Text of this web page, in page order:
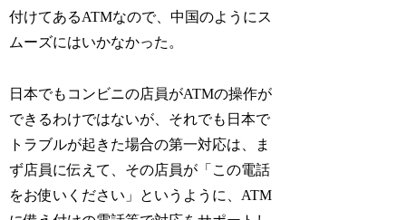
付けてあるATMなので、中国のようにス
ムーズにはいかなかった。
日本でもコンビニの店員がATMの操作が
できるわけではないが、それでも日本で
トラブルが起きた場合の第一対応は、ま
ず店員に伝えて、その店員が「この電話
をお使いください」というように、ATM